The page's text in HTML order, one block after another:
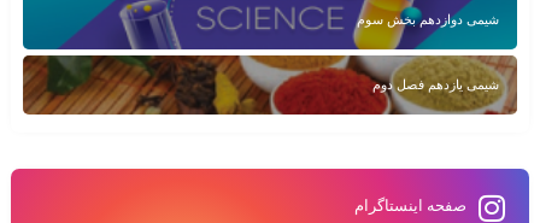
شیمی دوازدهم بخش سوم
شیمی یازدهم فصل دوم
صفحه اینستاگرام